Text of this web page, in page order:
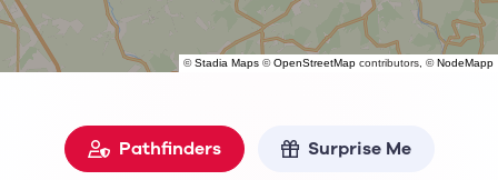
©Stadia Maps ©OpenStreetMap contributors, ©NodeMapp
Pathfinders Surprise Me